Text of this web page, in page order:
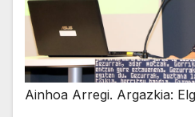
Ainhoa Arregi. Argazkia: